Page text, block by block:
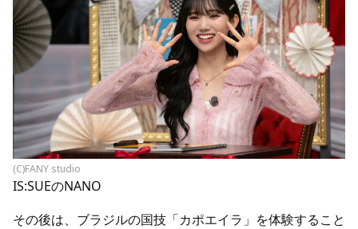
(C)FANY studio
IS:SUEのNANO
その後は、ブラジルの国技「カポエイラ」を体験すること